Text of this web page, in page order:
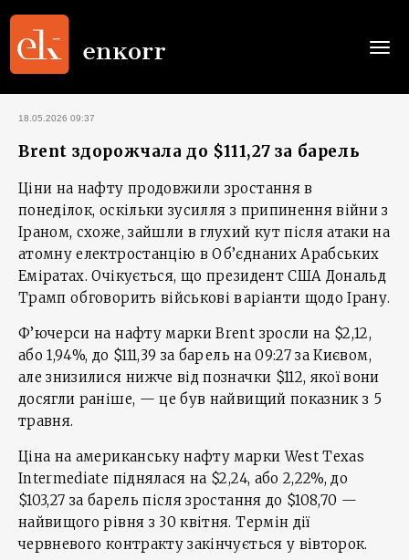
18.05.2026 09:37
Brent здорожчала до $111,27 за барель
Ціни на нафту продовжили зростання в
понеділок, оскільки зусилля з припинення війни з
Іраном, схоже, зайшли в глухий кут після атаки на
атомну електростанцію в Об’єднаних Арабських
Еміратах. Очікується, що президент США Дональд
Трамп обговорить військові варіанти щодо Ірану.
Ф’ючерси на нафту марки Brent зросли на $2,12,
або 1,94%, до $111,39 за барель на 09:27 за Києвом,
але знизилися нижче від позначки $112, якої вони
досягли раніше, — це був найвищий показник з 5
травня.
Ціна на американську нафту марки West Texas
Intermediate піднялася на $2,24, або 2,22%, до
$103,27 за барель після зростання до $108,70 —
найвищого рівня з 30 квітня. Термін дії
червневого контракту закінчується у вівторок.